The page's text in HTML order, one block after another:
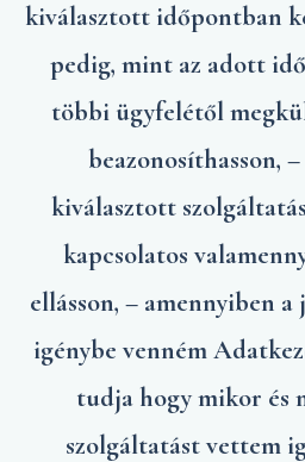
kiválasztott időpontban
pedig, mint az adott
többi ügyfelétől
beazonosíthasson,
kiválasztott
kapcsolatos
ellásson, – amennyiben
igénybe venném
tudja hogy mikor és
szolgáltatást vettem